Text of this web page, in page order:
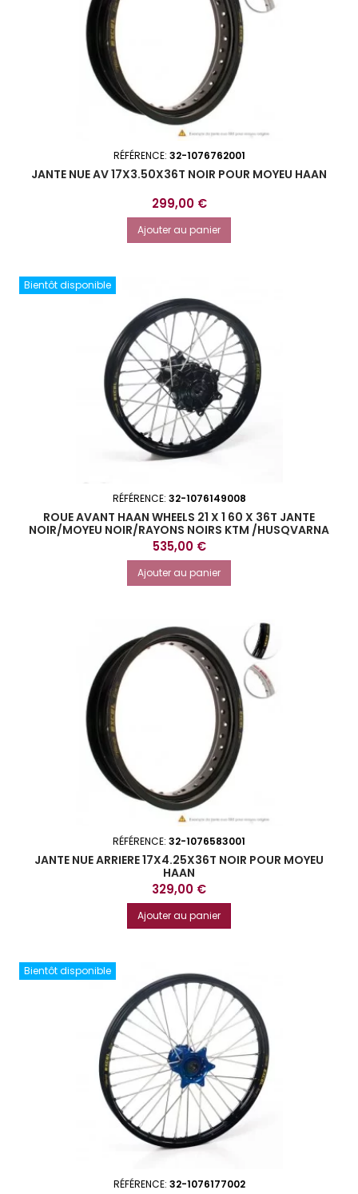
RÉFÉRENCE: 32-1076762001
JANTE NUE AV 17X3.50X36T NOIR POUR MOYEU HAAN
Prix
299,00 €
Ajouter au panier
Bientôt disponible
RÉFÉRENCE: 32-1076149008
ROUE AVANT HAAN WHEELS 21 X 1 60 X 36T JANTE
NOIR/MOYEU NOIR/RAYONS NOIRS KTM /HUSQVARNA
Prix
535,00 €
Ajouter au panier
RÉFÉRENCE: 32-1076583001
JANTE NUE ARRIERE 17X4.25X36T NOIR POUR MOYEU
HAAN
Prix
329,00 €
Ajouter au panier
Bientôt disponible
RÉFÉRENCE: 32-1076177002